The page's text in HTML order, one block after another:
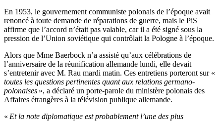
En 1953, le gouvernement communiste polonais de l’époque avait
renoncé à toute demande de réparations de guerre, mais le PiS
affirme que l’accord n’était pas valable, car il a été signé sous la
pression de l’Union soviétique qui contrôlait la Pologne à l’époque.
Alors que Mme Baerbock n’a assisté qu’aux célébrations de
l’anniversaire de la réunification allemande lundi, elle devait
s’entretenir avec M. Rau mardi matin. Ces entretiens porteront sur «
toutes les questions pertinentes quant aux relations germano-
polonaises », a déclaré un porte-parole du ministère polonais des
Affaires étrangères à la télévision publique allemande.
« Et la note diplomatique est probablement l’une des plus